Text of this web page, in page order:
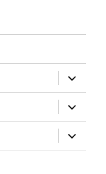
expand
child
menu
expand
child
menu
expand
child
menu